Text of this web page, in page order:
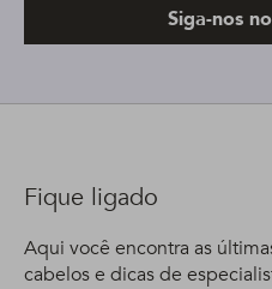
Siga-nos
Fique ligado
Aqui você encontra as
cabelos e dicas de